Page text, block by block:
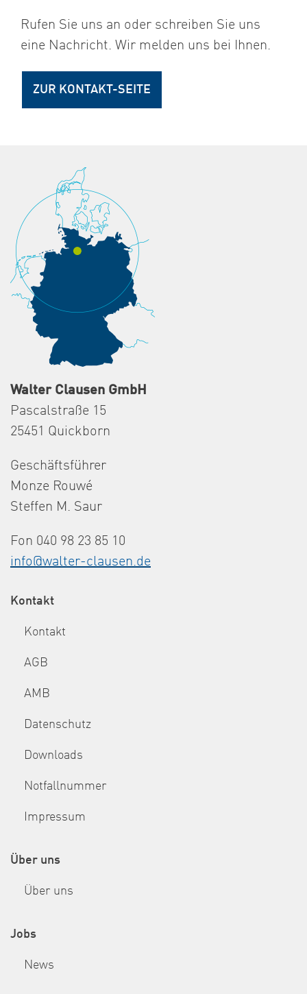
Rufen Sie uns an oder schreiben Sie uns
eine Nachricht. Wir melden uns bei Ihnen.
ZUR KONTAKT-SEITE
Walter Clausen GmbH
Pascalstraße 15
25451 Quickborn
Geschäftsführer
Monze Rouwé
Steffen M. Saur
Fon 040 98 23 85 10
info@walter-clausen.de
Kontakt
Kontakt
AGB
AMB
Datenschutz
Downloads
Notfallnummer
Impressum
Über uns
Über uns
Jobs
News